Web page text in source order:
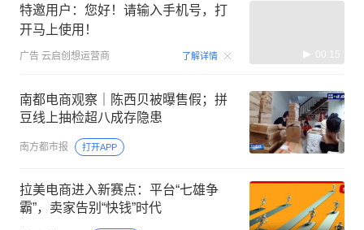
特邀用户：您好！请输入手机号，打
开马上使用！
广告 云启创想运营商 了解详情 00:15
南都电商观察｜陈西贝被曝售假；拼
豆线上抽检超八成存隐患
南方都市报 打开APP
拉美电商进入新赛点：平台“七雄争
霸”，卖家告别“快钱”时代